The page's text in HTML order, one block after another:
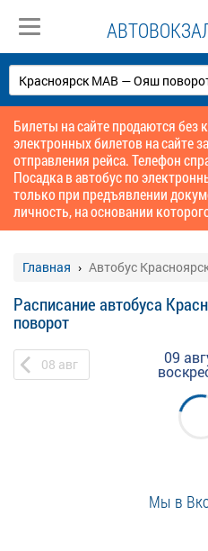
Билеты на сайте продаются без
электронных билетов на сайте
отправления рейса. Телефон
Посадка в автобус по
только при предъявлении
личность, на основании
Главная Автобус
Расписание автобуса
поворот
08 авг 09
Мы в